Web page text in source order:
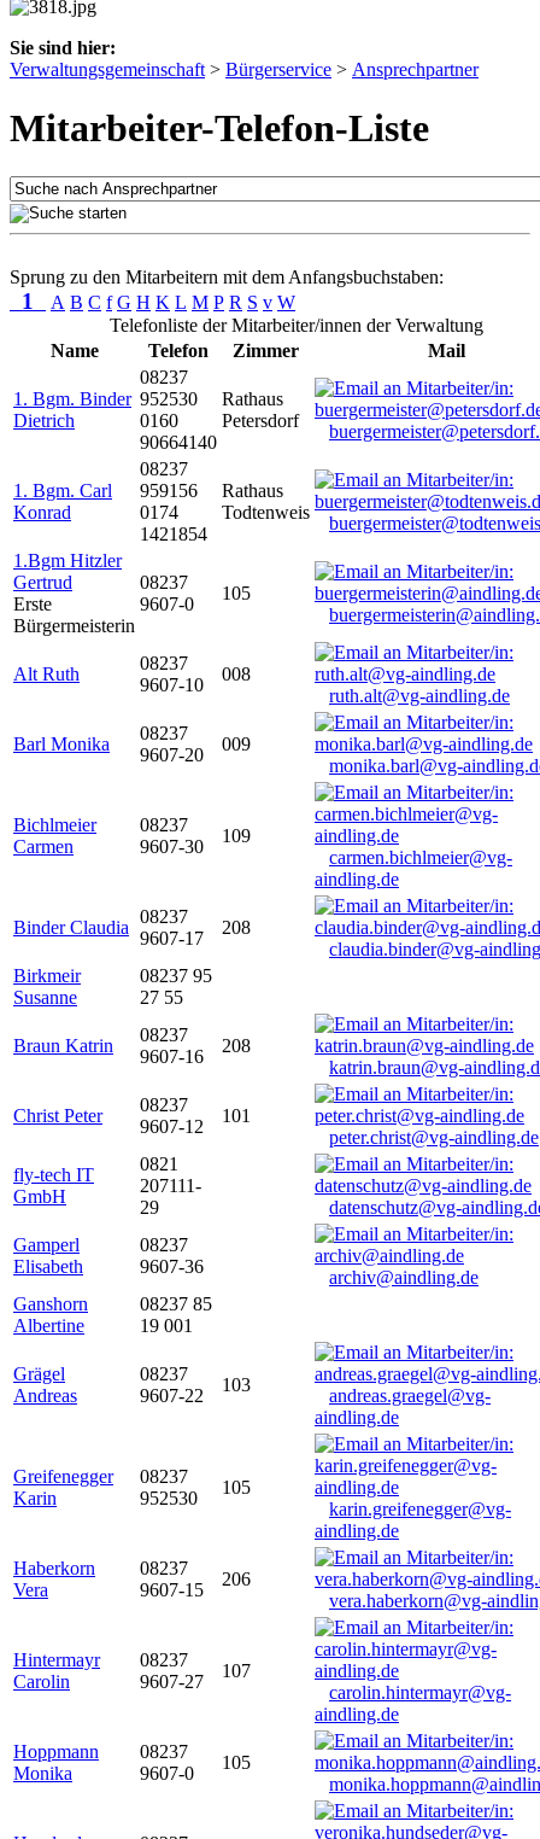
Sie sind hier:
Verwaltungsgemeinschaft > Bürgerservice > Ansprechpartner
Mitarbeiter-Telefon-Liste
Sprung zu den Mitarbeitern mit dem Anfangsbuchstaben:
1 A B C f G H K L M P R S v W
Telefonliste der Mitarbeiter/innen der Verwaltung
Name
Telefon Zimmer Mail
1. Bgm. Binder
Dietrich
08237
952530
0160
90664140
Rathaus
Petersdorf
1. Bgm. Carl
Konrad
08237
959156
0174
1421854
Rathaus
Todtenweis
1.Bgm Hitzler
Gertrud
Erste
Bürgermeisterin
08237
9607-0
105
Alt Ruth
08237
9607-10
008
ruth.alt@vg-aindling.de
Barl Monika
08237
9607-20
009
monika.barl@vg-
Bichlmeier
Carmen
08237
9607-30
109
carmen.bichlmeier@vg-
aindling.de
Binder Claudia
08237
9607-17
208
claudia.binder@vg-
Birkmeir
Susanne
08237 95
27 55
Braun Katrin
08237
9607-16
208
katrin.braun@vg-
Christ Peter
08237
9607-12
101
peter.christ@vg-aindling.de
fly-tech IT
GmbH
0821
207111-
29
datenschutz@vg-
Gamperl
Elisabeth
08237
9607-36
archiv@aindling.de
Ganshorn
Albertine
08237 85
19 001
Grägel
Andreas
08237
9607-22
103
andreas.graegel@vg-
aindling.de
Greifenegger
Karin
08237
952530
105
karin.greifenegger@vg-
aindling.de
Haberkorn
Vera
08237
9607-15
206
vera.haberkorn@vg-
Hintermayr
Carolin
08237
9607-27
107
carolin.hintermayr@vg-
aindling.de
Hoppmann
Monika
08237
9607-0
105